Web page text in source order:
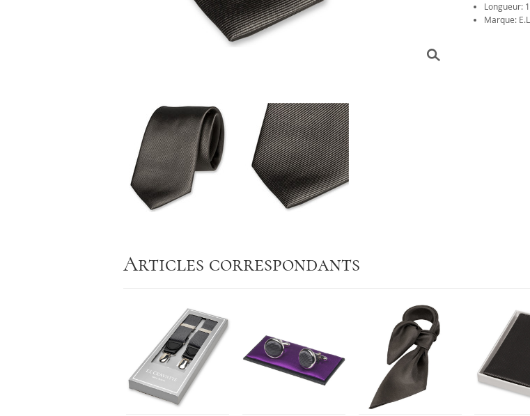
Longueur:
Marque:
Articles correspondants
› ›